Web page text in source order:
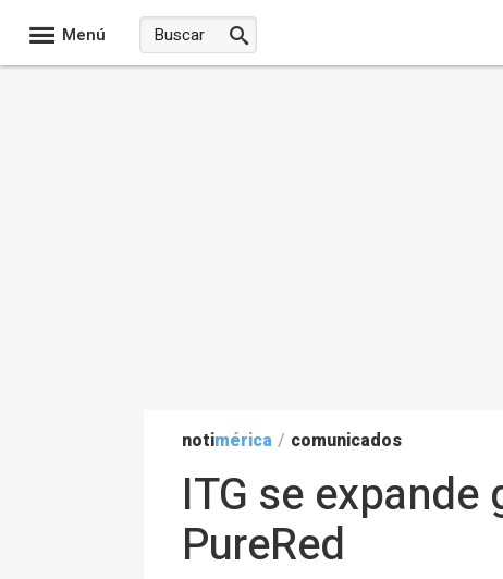
Menú
notimérica / comunicados
ITG se
PureRed